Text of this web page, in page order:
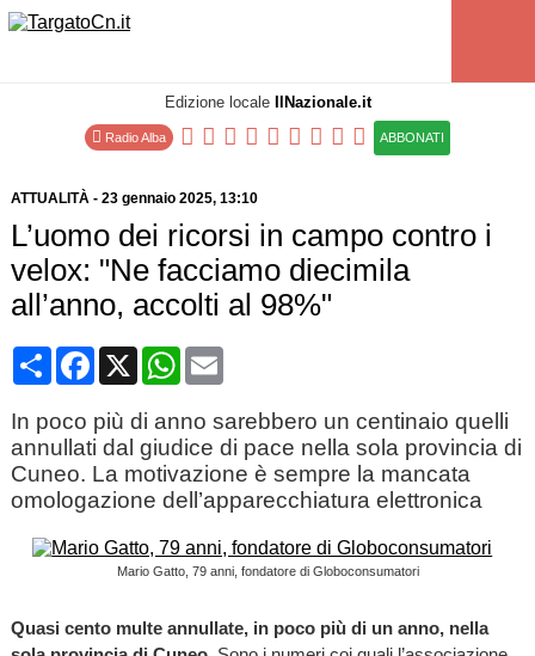
Edizione locale IlNazionale.it
Radio Alba ABBONATI
ATTUALITÀ- 23 gennaio 2025, 13:10
L’uomo dei ricorsi in campo contro i
velox: "Ne facciamo diecimila
all’anno, accolti al 98%"
CondividiFacebook
X WhatsApp
Email
In poco più di anno sarebbero un centinaio quelli
annullati dal giudice di pace nella sola provincia di
Cuneo. La motivazione è sempre la mancata
omologazione dell’apparecchiatura elettronica
Mario Gatto, 79 anni, fondatore di Globoconsumatori
Quasi cento multe annullate, in poco più di un anno, nella